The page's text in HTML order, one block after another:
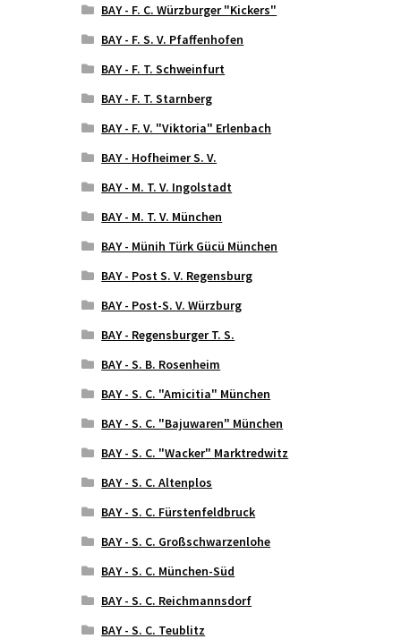
BAY - F. C. Würzburger "Kickers"
BAY - F. S. V. Pfaffenhofen
BAY - F. T. Schweinfurt
BAY - F. T. Starnberg
BAY - F. V. "Viktoria" Erlenbach
BAY - Hofheimer S. V.
BAY - M. T. V. Ingolstadt
BAY - M. T. V. München
BAY - Münih Türk Gücü München
BAY - Post S. V. Regensburg
BAY - Post-S. V. Würzburg
BAY - Regensburger T. S.
BAY - S. B. Rosenheim
BAY - S. C. "Amicitia" München
BAY - S. C. "Bajuwaren" München
BAY - S. C. "Wacker" Marktredwitz
BAY - S. C. Altenplos
BAY - S. C. Fürstenfeldbruck
BAY - S. C. Großschwarzenlohe
BAY - S. C. München-Süd
BAY - S. C. Reichmannsdorf
BAY - S. C. Teublitz